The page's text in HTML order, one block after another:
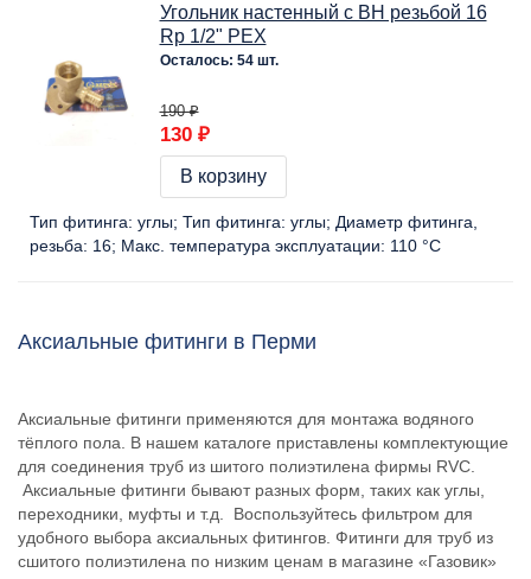
Угольник настенный с ВН резьбой 16
Rp 1/2" PEX
Осталось: 54 шт.
190 ₽
130 ₽
В корзину
Тип фитинга: углы Тип фитинга: углы
Диаметр фитинга,
резьба: 16 Макс. температура эксплуатации: 110 °C
Аксиальные фитинги в Перми
Аксиальные фитинги применяются для монтажа водяного
тёплого пола. В нашем каталоге приставлены комплектующие
для соединения труб из шитого полиэтилена фирмы RVC.
Аксиальные фитинги бывают разных форм, таких как углы,
переходники, муфты и т.д. Воспользуйтесь фильтром для
удобного выбора аксиальных фитингов. Фитинги для труб из
сшитого полиэтилена по низким ценам в магазине «Газовик»